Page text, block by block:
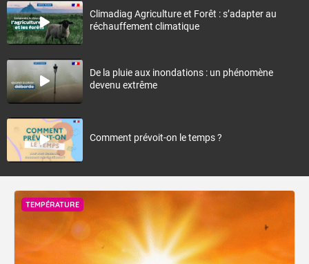
Climadiag Agriculture et Forêt : s’adapter au
réchauffement climatique
De la pluie aux inondations : un phénomène
devenu extrême
Comment prévoit-on le temps ?
TEMPÉRATURE